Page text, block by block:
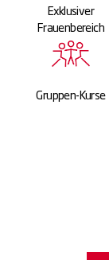
Exklusiver
Frauenbereich
Gruppen-Kurse